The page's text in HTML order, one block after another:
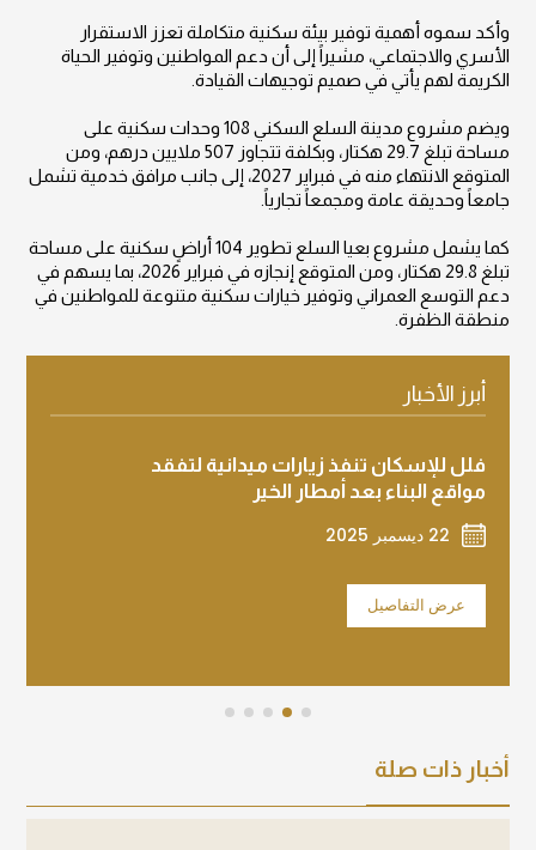
وأكد سموه أهمية توفير بيئة سكنية متكاملة تعزز الاستقرار
الأسري والاجتماعي، مشيراً إلى أن دعم المواطنين وتوفير الحياة
الكريمة لهم يأتي في صميم توجيهات القيادة.
ويضم مشروع مدينة السلع السكني 108 وحدات سكنية على
مساحة تبلغ 29.7 هكتار، وبكلفة تتجاوز 507 ملايين درهم، ومن
المتوقع الانتهاء منه في فبراير 2027، إلى جانب مرافق خدمية تشمل
جامعاً وحديقة عامة ومجمعاً تجارياً.
كما يشمل مشروع بعيا السلع تطوير 104 أراضٍ سكنية على مساحة
تبلغ 29.8 هكتار، ومن المتوقع إنجازه في فبراير 2026، بما يسهم في
دعم التوسع العمراني وتوفير خيارات سكنية متنوعة للمواطنين في
منطقة الظفرة.
أبرز الأخبار
فلل للإسكان تنفذ زيارات ميدانية لتفقد
مواقع البناء بعد أمطار الخير
22 ديسمبر 2025
عرض التفاصيل
أخبار ذات صلة